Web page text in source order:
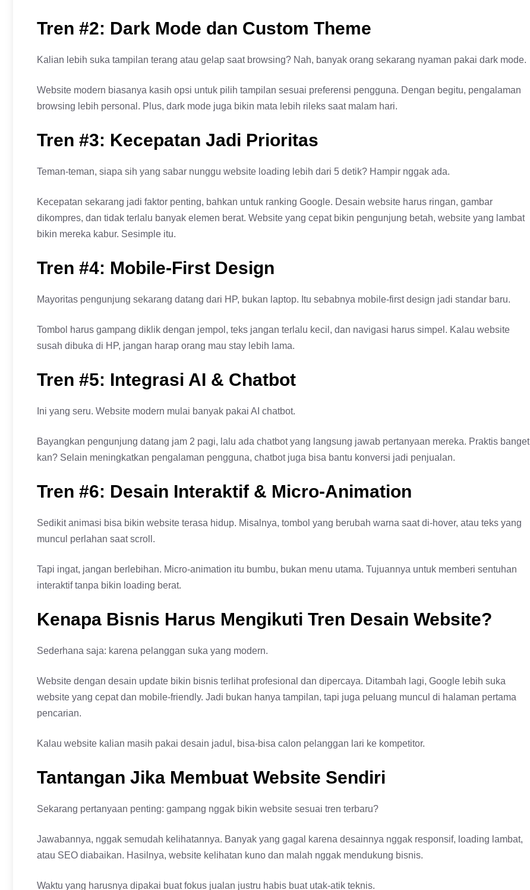
Tren #2: Dark Mode dan Custom Theme
Kalian lebih suka tampilan terang atau gelap saat browsing? Nah, banyak orang sekarang nyaman pakai dark mode.
Website modern biasanya kasih opsi untuk pilih tampilan sesuai preferensi pengguna. Dengan begitu, pengalaman
browsing lebih personal. Plus, dark mode juga bikin mata lebih rileks saat malam hari.
Tren #3: Kecepatan Jadi Prioritas
Teman-teman, siapa sih yang sabar nunggu website loading lebih dari 5 detik? Hampir nggak ada.
Kecepatan sekarang jadi faktor penting, bahkan untuk ranking Google. Desain website harus ringan, gambar
dikompres, dan tidak terlalu banyak elemen berat. Website yang cepat bikin pengunjung betah, website yang lambat
bikin mereka kabur. Sesimple itu.
Tren #4: Mobile-First Design
Mayoritas pengunjung sekarang datang dari HP, bukan laptop. Itu sebabnya mobile-first design jadi standar baru.
Tombol harus gampang diklik dengan jempol, teks jangan terlalu kecil, dan navigasi harus simpel. Kalau website
susah dibuka di HP, jangan harap orang mau stay lebih lama.
Tren #5: Integrasi AI & Chatbot
Ini yang seru. Website modern mulai banyak pakai AI chatbot.
Bayangkan pengunjung datang jam 2 pagi, lalu ada chatbot yang langsung jawab pertanyaan mereka. Praktis banget
kan? Selain meningkatkan pengalaman pengguna, chatbot juga bisa bantu konversi jadi penjualan.
Tren #6: Desain Interaktif & Micro-Animation
Sedikit animasi bisa bikin website terasa hidup. Misalnya, tombol yang berubah warna saat di-hover, atau teks yang
muncul perlahan saat scroll.
Tapi ingat, jangan berlebihan. Micro-animation itu bumbu, bukan menu utama. Tujuannya untuk memberi sentuhan
interaktif tanpa bikin loading berat.
Kenapa Bisnis Harus Mengikuti Tren Desain Website?
Sederhana saja: karena pelanggan suka yang modern.
Website dengan desain update bikin bisnis terlihat profesional dan dipercaya. Ditambah lagi, Google lebih suka
website yang cepat dan mobile-friendly. Jadi bukan hanya tampilan, tapi juga peluang muncul di halaman pertama
pencarian.
Kalau website kalian masih pakai desain jadul, bisa-bisa calon pelanggan lari ke kompetitor.
Tantangan Jika Membuat Website Sendiri
Sekarang pertanyaan penting: gampang nggak bikin website sesuai tren terbaru?
Jawabannya, nggak semudah kelihatannya. Banyak yang gagal karena desainnya nggak responsif, loading lambat,
atau SEO diabaikan. Hasilnya, website kelihatan kuno dan malah nggak mendukung bisnis.
Waktu yang harusnya dipakai buat fokus jualan justru habis buat utak-atik teknis.